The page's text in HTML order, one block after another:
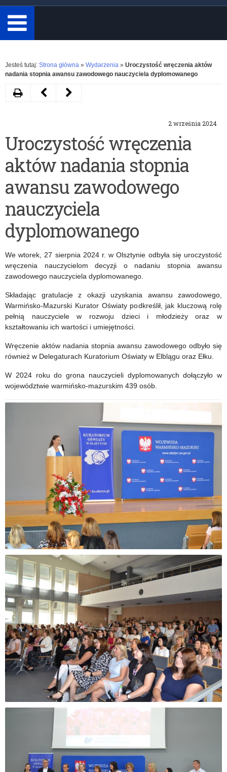
minimum
3
znaki.
Rozwiń
Jesteś tutaj: Strona główna » Wydarzenia » Uroczystość wręczenia aktów
nadania stopnia awansu zawodowego nauczyciela dyplomowanego
2 września 2024
Uroczystość wręczenia
aktów nadania stopnia
awansu zawodowego
nauczyciela
dyplomowanego
We wtorek, 27 sierpnia 2024 r. w Olsztynie odbyła się uroczystość
wręczenia nauczycielom decyzji o nadaniu stopnia awansu
zawodowego nauczyciela dyplomowanego.
Składając gratulacje z okazji uzyskania awansu zawodowego,
Warmińsko-Mazurski Kurator Oświaty podkreślił, jak kluczową rolę
pełnią nauczyciele w rozwoju dzieci i młodzieży oraz w
kształtowaniu ich wartości i umiejętności.
Wręczenie aktów nadania stopnia awansu zawodowego odbyło się
również w Delegaturach Kuratorium Oświaty w Elblągu oraz Ełku.
W 2024 roku do grona nauczycieli dyplomowanych dołączyło w
województwie warmińsko-mazurskim 439 osób.
DrukujNastępny
dla
dyrektorów
ws.
CROD
Poprzedni
Warmińsko-
Mazurskiego
Oświaty
z
okazji
roku
szkolnego